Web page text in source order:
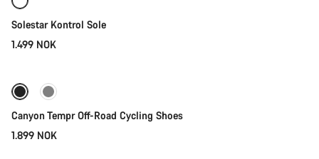
Solestar Kontrol Sole
1.499 NOK
Ny
Canyon Tempr Off-Road Cycling Shoes
1.899 NOK